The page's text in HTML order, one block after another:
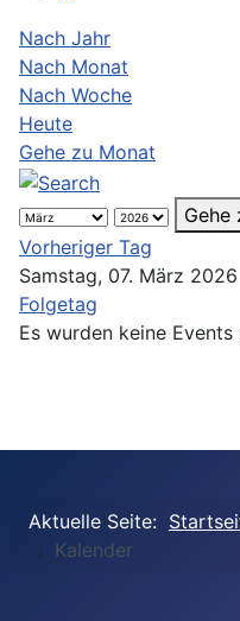
Nach Jahr
Nach Monat
Nach Woche
Heute
Gehe zu Monat
Gehe
Vorheriger Tag
Samstag, 07. März 2026
Folgetag
Es wurden keine
Aktuelle Seite:
Kalender